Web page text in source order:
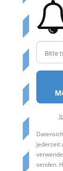
jederzeit
senden.